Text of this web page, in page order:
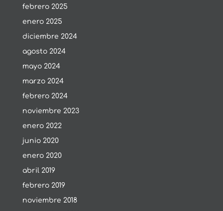
febrero 2025
enero 2025
diciembre 2024
agosto 2024
mayo 2024
marzo 2024
febrero 2024
noviembre 2023
enero 2022
junio 2020
enero 2020
abril 2019
febrero 2019
noviembre 2018